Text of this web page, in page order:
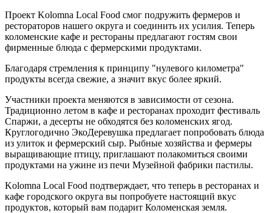
Проект Kolomna Local Food смог подружить фермеров и
рестораторов нашего округа и соединить их усилия. Теперь
коломенские кафе и рестораны предлагают гостям свои
фирменные блюда с фермерскими продуктами.
Благодаря стремления к принципу "нулевого километра"
продукты всегда свежие, а значит вкус более яркий.
Участники проекта меняются в зависимости от сезона.
Традиционно летом в кафе и ресторанах проходит фестиваль
Спаржи, а десерты не обходятся без коломенских ягод.
Круглогодично ЭкоДеревушка предлагает попробовать блюда
из улиток и фермерский сыр. Рыбные хозяйства и фермеры
выращивающие птицу, приглашают полакомиться своими
продуктами на ужине из печи Музейной фабрики пастилы.
Kolomna Local Food подтверждает, что теперь в ресторанах и
кафе городского округа вы попробуете настоящий вкус
продуктов, который вам подарит Коломенская земля.